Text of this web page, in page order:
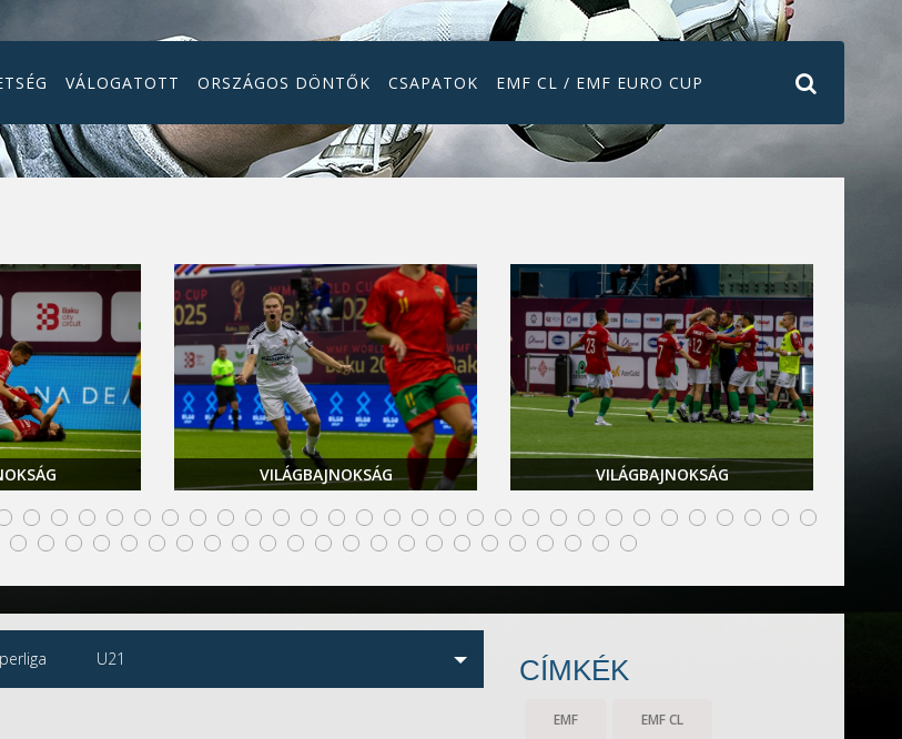
VÁLOGATOTT ORSZÁGOS DÖNTŐK CSAPATOK EMF CL / EMF EURO CUP
VILÁGBAJNOKSÁG VILÁGBAJNOKSÁG
U21 CÍMKÉK
EMF EMF CL